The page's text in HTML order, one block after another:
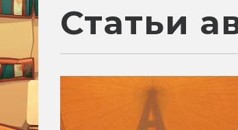
Статьи